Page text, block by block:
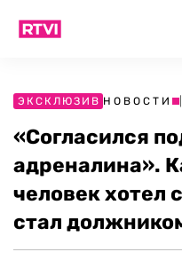
ЭКСКЛЮЗИВ НОВОСТИ
«Согласился
адреналина».
человек хотел
стал